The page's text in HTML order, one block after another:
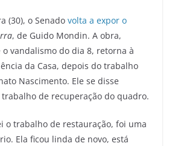
(30), o Senado volta a expor o
, de Guido Mondin. A obra,
vandalismo do dia 8, retorna à
da Casa, depois do trabalho
Nascimento. Ele se disse
de recuperação do quadro.
trabalho de restauração, foi uma
Ela ficou linda de novo, está